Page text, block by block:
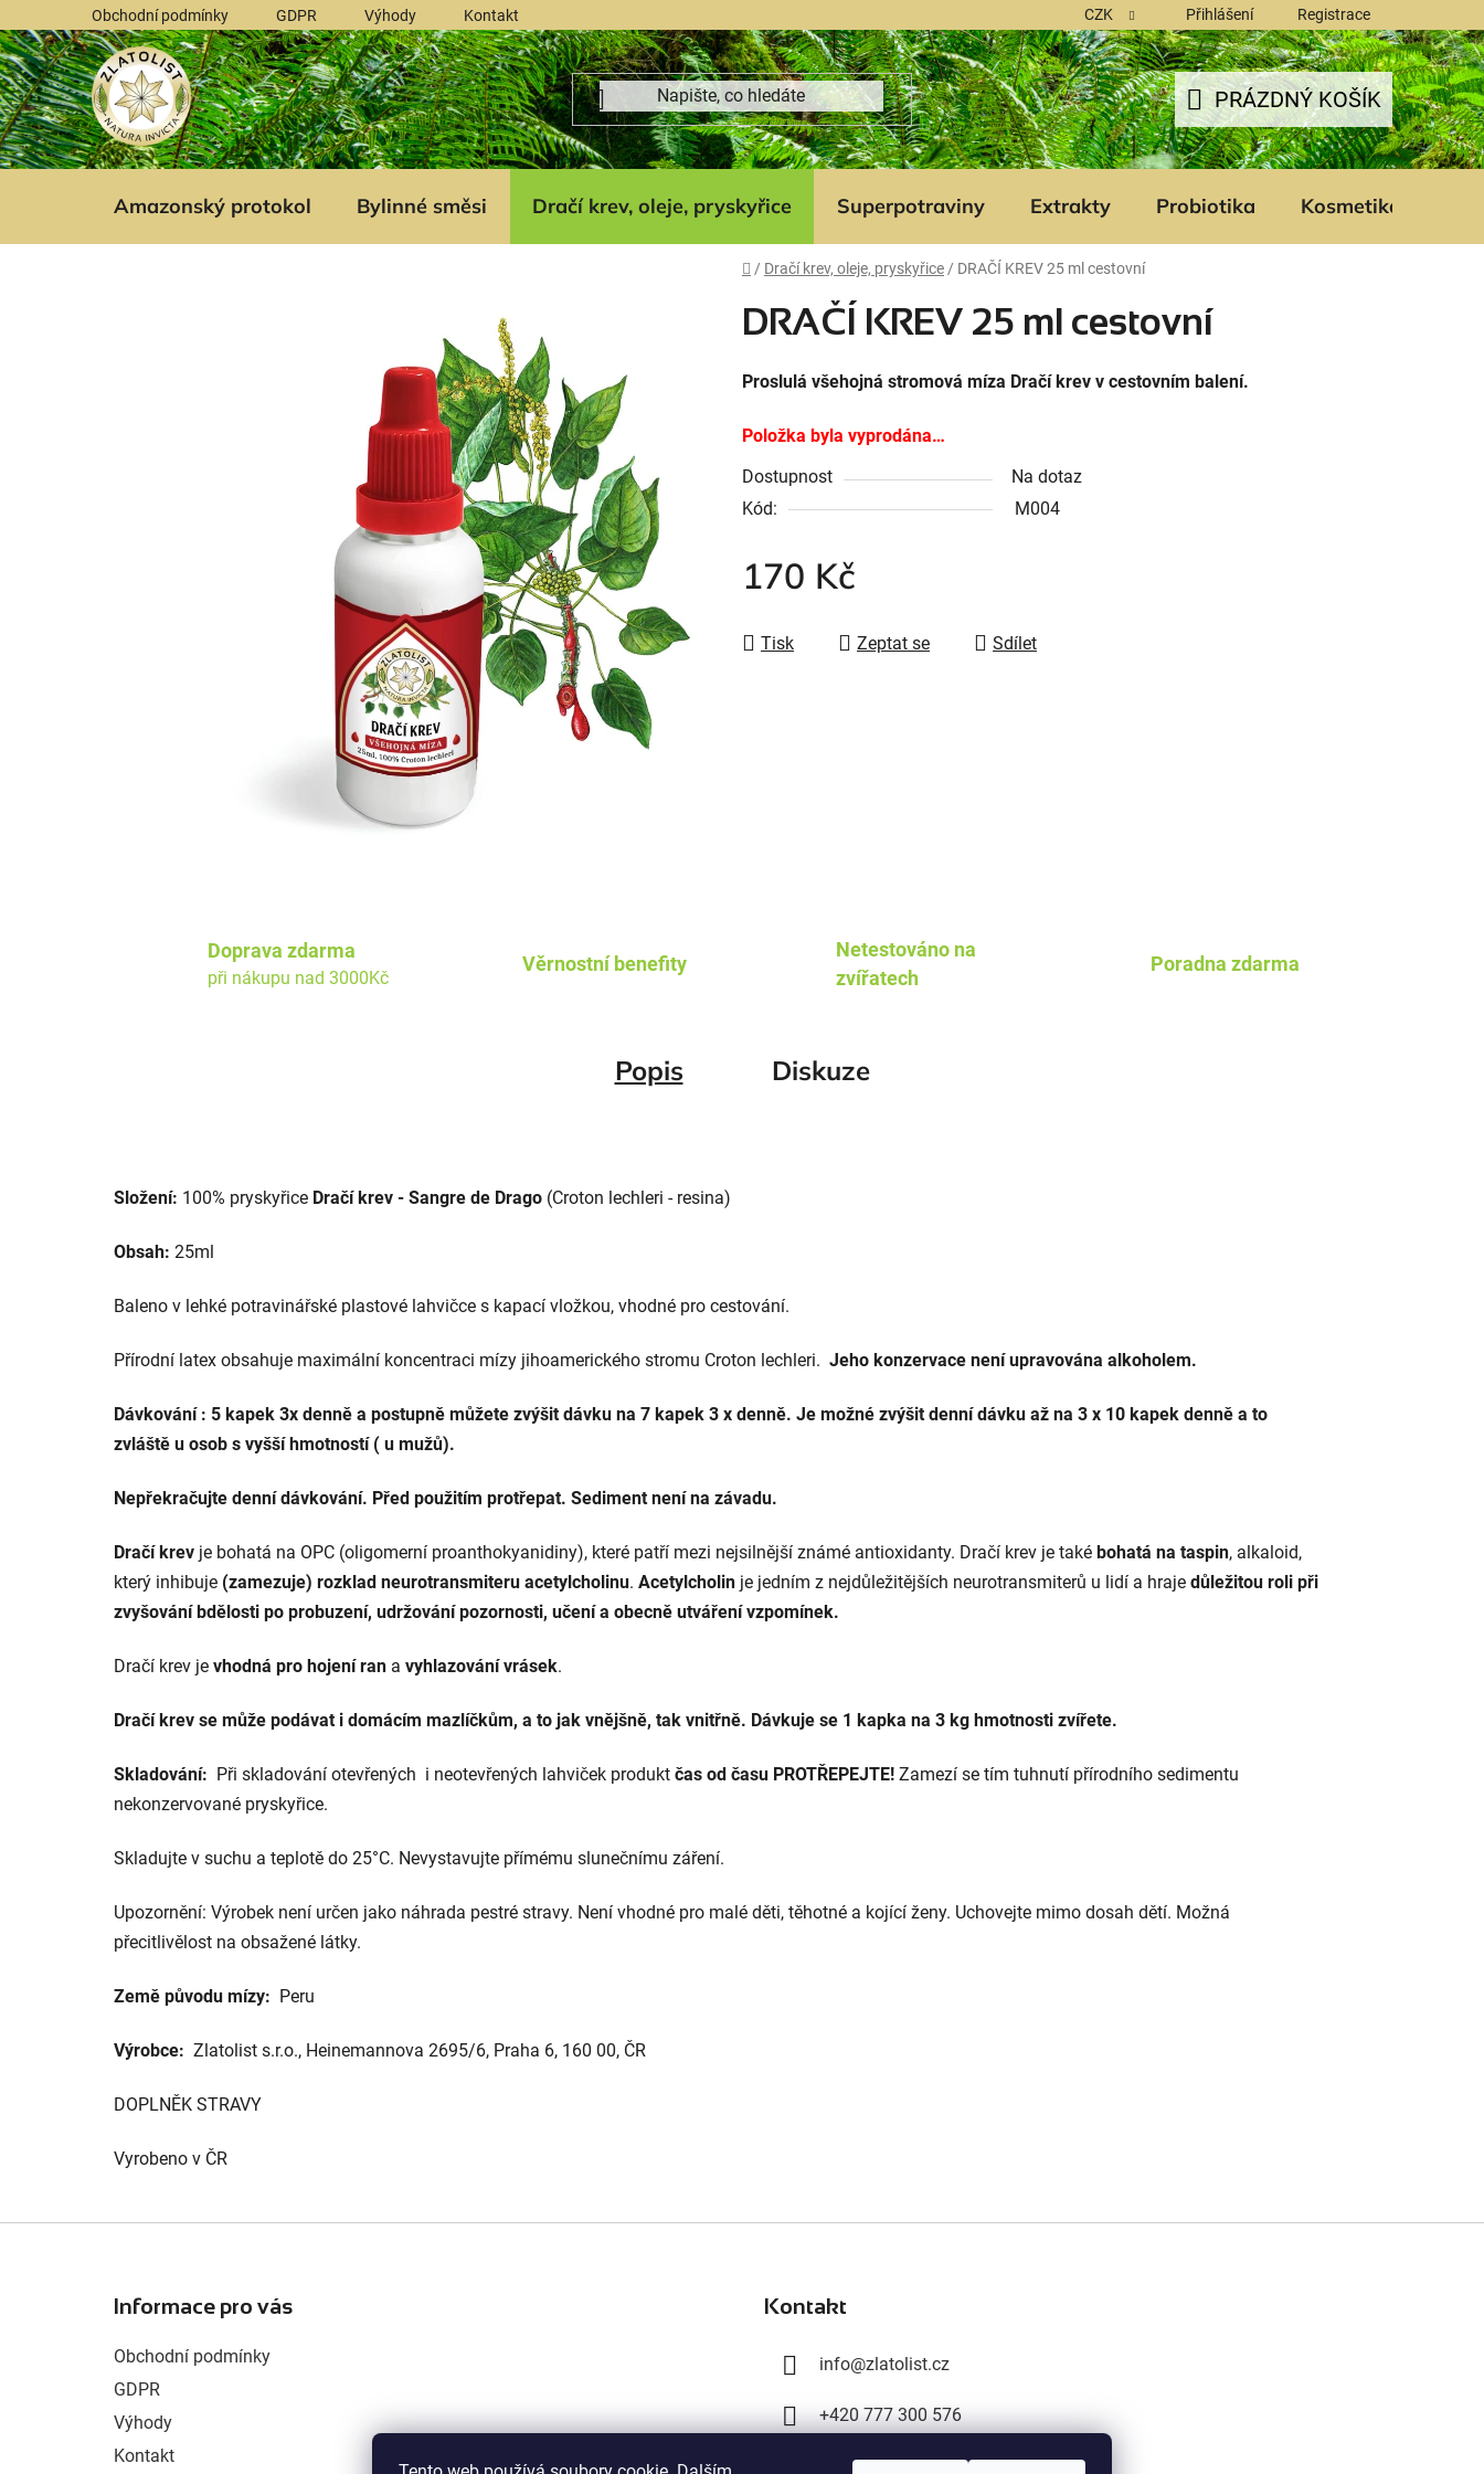
na
obsah
Obchodní podmínky GDPR Výhody Kontakt CZK Přihlášení Registrace
NÁKUPNÍ
PRÁZDNÝ KOŠÍK
Amazonský protokol Bylinné směsi Dračí krev, oleje, pryskyřice Superpotraviny Extrakty Probiotika Kosmetika
Domů
/ Dračí krev, oleje, pryskyřice / DRAČÍ KREV 25 ml cestovní
DRAČÍ KREV 25 ml cestovní
Proslulá všehojná stromová míza Dračí krev v cestovním balení.
Položka byla vyprodána…
Dostupnost
Na dotaz
Kód:
M004
170 Kč
Tisk Zeptat se Sdílet
Doprava zdarma
při nákupu nad 3000Kč
Věrnostní benefity
Netestováno na
zvířatech
Poradna zdarma
Popis Diskuze
Složení: 100% pryskyřice Dračí krev - Sangre de Drago (Croton lechleri - resina)
Obsah: 25ml
Baleno v lehké potravinářské plastové lahvičce s kapací vložkou, vhodné pro cestování.
Přírodní latex obsahuje maximální koncentraci mízy jihoamerického stromu Croton lechleri. Jeho konzervace není upravována alkoholem.
Dávkování : 5 kapek 3x denně a postupně můžete zvýšit dávku na 7 kapek 3 x denně. Je možné zvýšit denní dávku až na 3 x 10 kapek denně a to
zvláště u osob s vyšší hmotností ( u mužů).
Nepřekračujte denní dávkování. Před použitím protřepat. Sediment není na závadu.
Dračí krev je bohatá na OPC (oligomerní proanthokyanidiny), které patří mezi nejsilnější známé antioxidanty. Dračí krev je také bohatá na taspin, alkaloid,
který inhibuje (zamezuje) rozklad neurotransmiteru acetylcholinu. Acetylcholin je jedním z nejdůležitějších neurotransmiterů u lidí a hraje důležitou roli při
zvyšování bdělosti po probuzení, udržování pozornosti, učení a obecně utváření vzpomínek.
Dračí krev je vhodná pro hojení ran a vyhlazování vrásek.
Dračí krev se může podávat i domácím mazlíčkům, a to jak vnějšně, tak vnitřně. Dávkuje se 1 kapka na 3 kg hmotnosti zvířete.
Skladování: Při skladování otevřených i neotevřených lahviček produkt čas od času PROTŘEPEJTE! Zamezí se tím tuhnutí přírodního sedimentu
nekonzervované pryskyřice.
Skladujte v suchu a teplotě do 25°C. Nevystavujte přímému slunečnímu záření.
Upozornění: Výrobek není určen jako náhrada pestré stravy. Není vhodné pro malé děti, těhotné a kojící ženy. Uchovejte mimo dosah dětí. Možná
přecitlivělost na obsažené látky.
Země původu mízy: Peru
Výrobce: Zlatolist s.r.o., Heinemannova 2695/6, Praha 6, 160 00, ČR
DOPLNĚK STRAVY
Vyrobeno v ČR
Informace pro vás
Obchodní podmínky
GDPR
Výhody
Kontakt
Kontakt
info@zlatolist.cz
+420 777 300 576
+420 603 358 028